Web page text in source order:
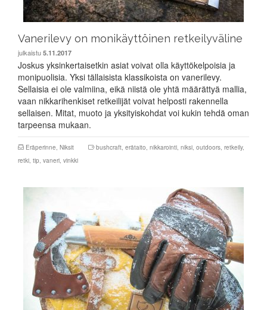
Vanerilevy on monikäyttöinen retkeilyväline
julkaistu 5.11.2017
Joskus yksinkertaisetkin asiat voivat olla käyttökelpoisia ja
monipuolisia. Yksi tällaisista klassikoista on vanerilevy.
Sellaisia ei ole valmiina, eikä niistä ole yhtä määrättyä mallia,
vaan nikkarihenkiset retkeilijät voivat helposti rakennella
sellaisen. Mitat, muoto ja yksityiskohdat voi kukin tehdä oman
tarpeensa mukaan.
Eräperinne, Niksit bushcraft, erätaito, nikkarointi, niksi, outdoors, retkeily,
retki, tip, vaneri, vinkki